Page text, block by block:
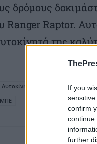
If you
confirm
continue
further
δρόμους
Ranger Raptor.
της
Αυτοκίνητο